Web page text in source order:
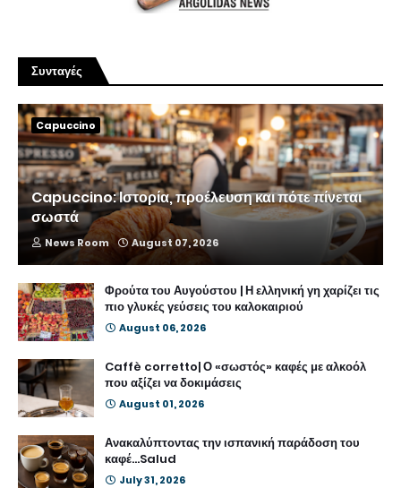
Συνταγές
Capuccino
Capuccino: Ιστορία, προέλευση και πότε πίνεται
σωστά
News Room August 07, 2026
Φρούτα του Αυγούστου | Η ελληνική γη χαρίζει τις
πιο γλυκές γεύσεις του καλοκαιριού
August 06, 2026
Caffè corretto| Ο «σωστός» καφές με αλκοόλ
που αξίζει να δοκιμάσεις
August 01, 2026
Ανακαλύπτοντας την ισπανική παράδοση του
καφέ...Salud
July 31, 2026